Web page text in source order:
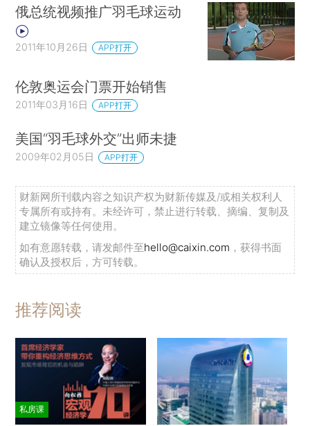
俄总统视频推广羽毛球运动
2011年10月26日 APP打开
伦敦奥运会门票开始销售
2011年03月16日 APP打开
美国“羽毛球外交”出师未捷
2009年02月05日 APP打开
财新网所刊载内容之知识产权为财新传媒及/或相关权利人
专属所有或持有。未经许可，禁止进行转载、摘编、复制及
建立镜像等任何使用。
如有意愿转载，请发邮件至hello@caixin.com ，获得书面
确认及授权后，方可转载。
推荐阅读
私房课